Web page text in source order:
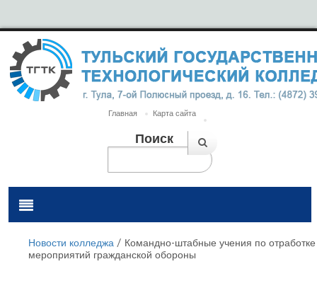
Главная Карта сайта
Поиск
Новости колледжа / Командно-штабные учения по отработке
мероприятий гражданской обороны